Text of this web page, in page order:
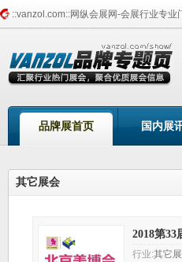
::vanzol.com::网纵会展网-会展行业专业
品牌展首页 国内展
其它展会
2018第33
行业:其它